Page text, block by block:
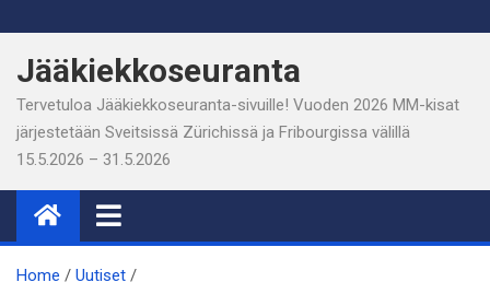
to
content
Jääkiekkoseuranta
Tervetuloa Jääkiekkoseuranta-sivuille! Vuoden 2026 MM-kisat
järjestetään Sveitsissä Zürichissä ja Fribourgissa välillä
15.5.2026 – 31.5.2026
Home
Uutiset